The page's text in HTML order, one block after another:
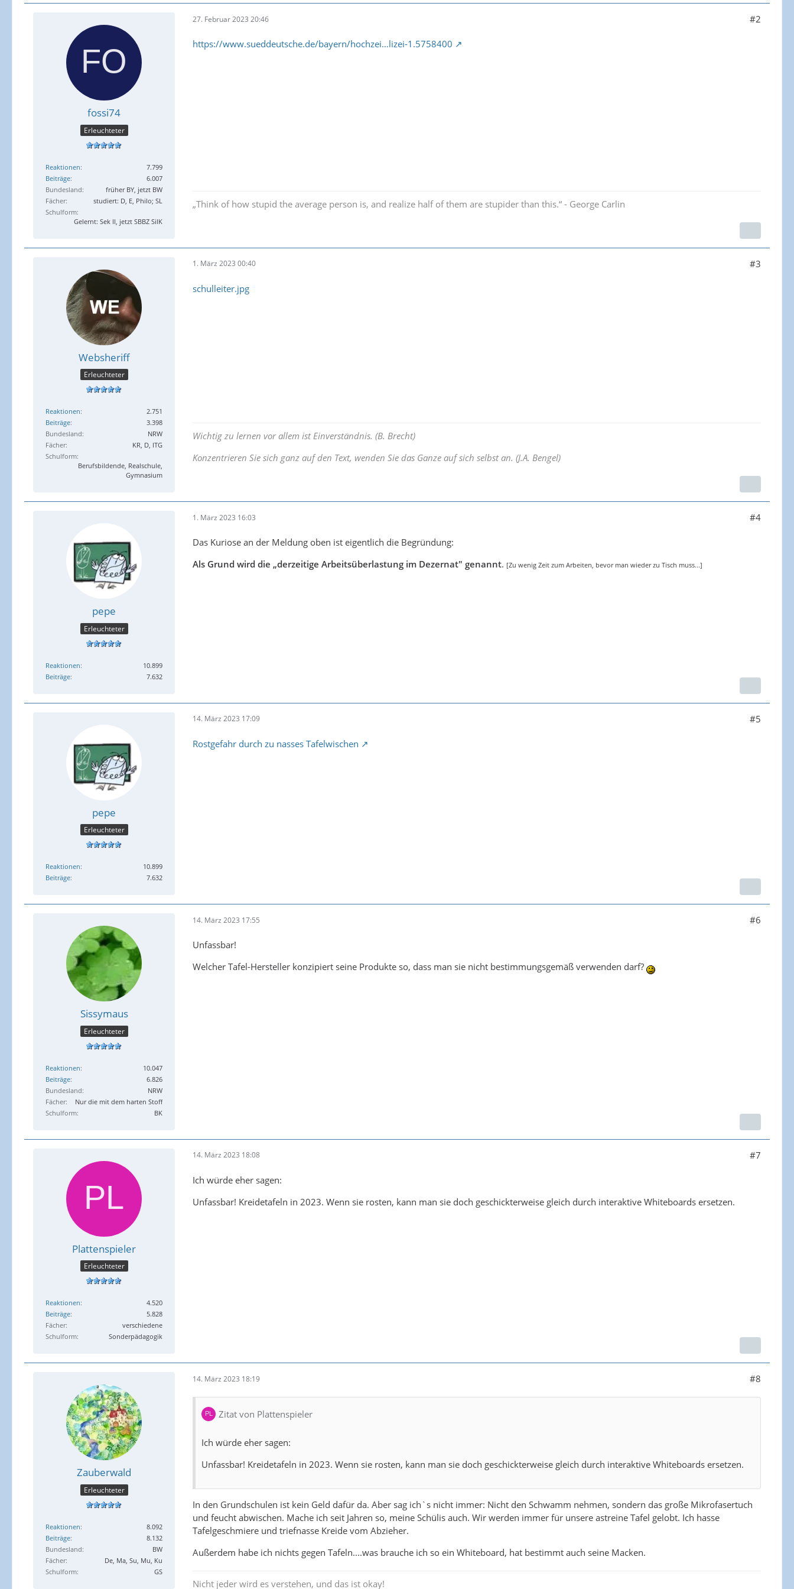
fossi74
Erleuchteter
Reaktionen
7.799
Beiträge
6.007
Bundesland
früher BY, jetzt BW
Fächer
studiert: D, E, Philo; SL
Schulform
Gelernt: Sek II, jetzt SBBZ SilK
27. Februar 2023 20:46 #2
https://www.sueddeutsche.de/bayern/hochzei…lizei-1.5758400
„Think of how stupid the average person is, and realize half of them are stupider than this.“ - George Carlin
Websheriff
Erleuchteter
Reaktionen
2.751
Beiträge
3.398
Bundesland
NRW
Fächer
KR, D, ITG
Schulform
Berufsbildende, Realschule,
Gymnasium
1. März 2023 00:40 #3
schulleiter.jpg
Wichtig zu lernen vor allem ist Einverständnis. (B. Brecht)
Konzentrieren Sie sich ganz auf den Text, wenden Sie das Ganze auf sich selbst an. (J.A. Bengel)
pepe
Erleuchteter
Reaktionen
10.899
Beiträge
7.632
1. März 2023 16:03 #4
Das Kuriose an der Meldung oben ist eigentlich die Begründung:
Als Grund wird die „derzeitige Arbeitsüberlastung im Dezernat" genannt. [Zu wenig Zeit zum Arbeiten, bevor man wieder zu Tisch muss...]
pepe
Erleuchteter
Reaktionen
10.899
Beiträge
7.632
14. März 2023 17:09 #5
Rostgefahr durch zu nasses Tafelwischen
Sissymaus
Erleuchteter
Reaktionen
10.047
Beiträge
6.826
Bundesland
NRW
Fächer
Nur die mit dem harten Stoff
Schulform
BK
14. März 2023 17:55 #6
Unfassbar!
Welcher Tafel-Hersteller konzipiert seine Produkte so, dass man sie nicht bestimmungsgemäß verwenden darf?
Plattenspieler
Erleuchteter
Reaktionen
4.520
Beiträge
5.828
Fächer
verschiedene
Schulform
Sonderpädagogik
14. März 2023 18:08 #7
Ich würde eher sagen:
Unfassbar! Kreidetafeln in 2023. Wenn sie rosten, kann man sie doch geschickterweise gleich durch interaktive Whiteboards ersetzen.
Zauberwald
Erleuchteter
Reaktionen
8.092
Beiträge
8.132
Bundesland
BW
Fächer
De, Ma, Su, Mu, Ku
Schulform
GS
14. März 2023 18:19 #8
Zitat von Plattenspieler
Ich würde eher sagen:
Unfassbar! Kreidetafeln in 2023. Wenn sie rosten, kann man sie doch geschickterweise gleich durch interaktive Whiteboards ersetzen.
In den Grundschulen ist kein Geld dafür da. Aber sag ich`s nicht immer: Nicht den Schwamm nehmen, sondern das große Mikrofasertuch
und feucht abwischen. Mache ich seit Jahren so, meine Schülis auch. Wir werden immer für unsere astreine Tafel gelobt. Ich hasse
Tafelgeschmiere und triefnasse Kreide vom Abzieher.
Außerdem habe ich nichts gegen Tafeln....was brauche ich so ein Whiteboard, hat bestimmt auch seine Macken.
Nicht jeder wird es verstehen, und das ist okay!